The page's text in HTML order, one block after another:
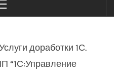
Menu
доработки 1С.
“1С:Управление